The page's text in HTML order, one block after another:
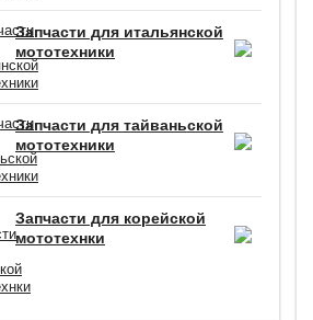
Запчасти для итальянской
мототехники
Запчасти для тайваньской
мототехники
Запчасти для корейской
мототехнки